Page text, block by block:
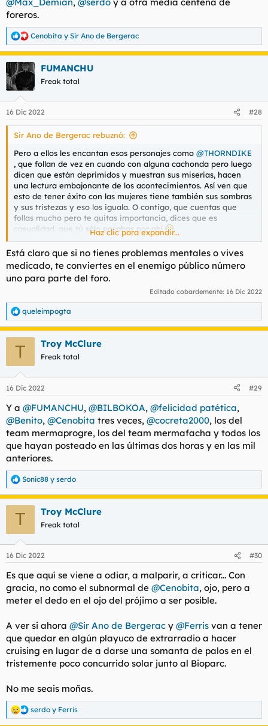
foreros.
R
e
a
c
c
i
e
s
Cenobita y Sir Ano de Bergerac
FUMANCHU
Freak total
16 Dic 2022 #28
Sir Ano de Bergerac rebuznó:
Pero a ellos les encantan esos personajes como @THORNDIKE
, que follan de vez en cuando con alguna cachonda pero luego
dicen que están deprimidos y muestran sus miserias, hacen
una lectura embajonante de los acontecimientos. Así ven que
esto de tener éxito con las mujeres tiene también sus sombras
y sus tristezas y eso los iguala. O contigo, que cuentas que
follas mucho pero te quitas importancia, dices que es
casualidad, que tú sólo pasabas por ahí
Yo en cambio a veces me nuestro mucho más contundente y
bravucón, vacilo un poco, no exhibo tristezas (porque tengo
pocas en mi vida, la verdac), eso me deshumaniza y desde esa
falta de humanidad se pueden permitir odiarme.
Haz clic para expandir...
Está claro que si no tienes problemas mentales o vives
medicado, te conviertes en el enemigo público número
uno para parte del foro.
Editado cobardemente: 16 Dic 2022
R
e
a
e
queleimpogta
T Troy McClure
Freak total
16 Dic 2022 #29
Y a @FUMANCHU, @BILBOKOA, @felicidad patética,
@Benito, @Cenobita tres veces, @cocreta2000, los del
team mermaprogre, los del team mermafacha y todos los
que hayan posteado en las últimas dos horas y en las mil
anteriores.
R
e
a
e
:
Sonic88 y serdo
T Troy McClure
Freak total
16 Dic 2022 #30
Es que aquí se viene a odiar, a malparir, a criticar... Con
gracia, no como el subnormal de @Cenobita, ojo, pero a
meter el dedo en el ojo del prójimo a ser posible.
A ver si ahora @Sir Ano de Bergerac y @Ferris van a tener
que quedar en algún playuco de extrarradio a hacer
cruising en lugar de a darse una somanta de palos en el
tristemente poco concurrido solar junto al Bioparc.
No me seais moñas.
R
e
serdo y Ferris